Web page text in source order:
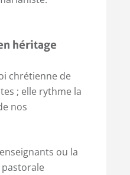
héritage
chrétienne de
; elle rythme la
nos
ou la
pastorale